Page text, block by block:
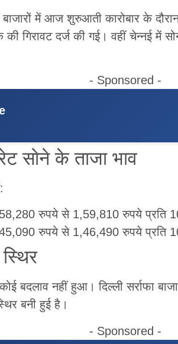
में आज शुरुआती कारोबार के
की गिरावट दर्ज की गई। वहीं चेन्नई में
- Sponsored -
सोने के ताजा भाव
रुपये से 1,59,810 रुपये प्रति 10
रुपये से 1,46,490 रुपये प्रति
बदलाव नहीं हुआ। दिल्ली सर्राफा
बनी हुई है।
- Sponsored -